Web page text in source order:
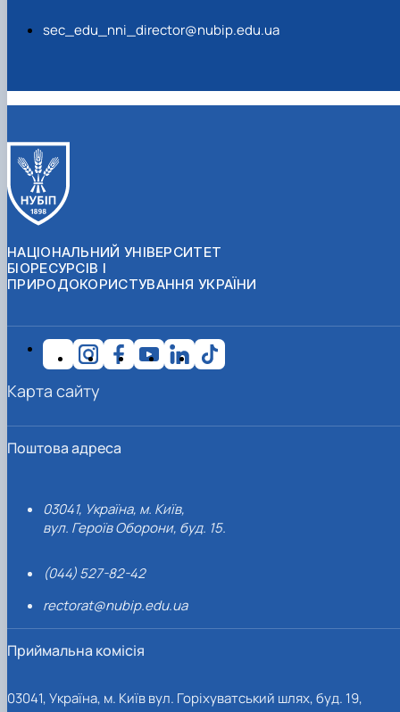
sec_edu_nni_director@nubip.edu.ua
НАЦІОНАЛЬНИЙ УНІВЕРСИТЕТ
БІОРЕСУРСІВ І
ПРИРОДОКОРИСТУВАННЯ УКРАЇНИ
Поштова адреса
03041, Україна, м. Київ,
вул. Героїв Оборони, буд. 15.
(044) 527-82-42
rectorat@nubip.edu.ua
Приймальна комісія
03041, Україна, м. Київ вул. Горіхуватський шлях, буд. 19,
Карта сайту